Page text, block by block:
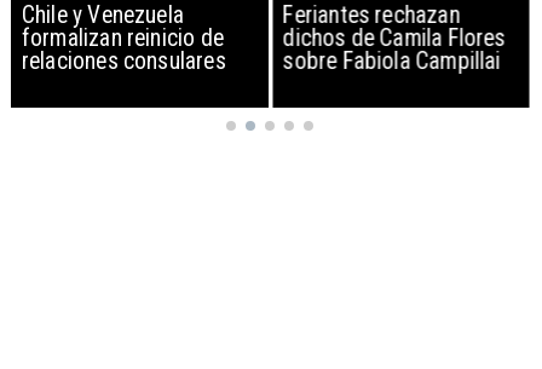
Chile y Venezuela
formalizan reinicio de
relaciones consulares
Feriantes rechazan
dichos de Camila Flores
sobre Fabiola Campillai